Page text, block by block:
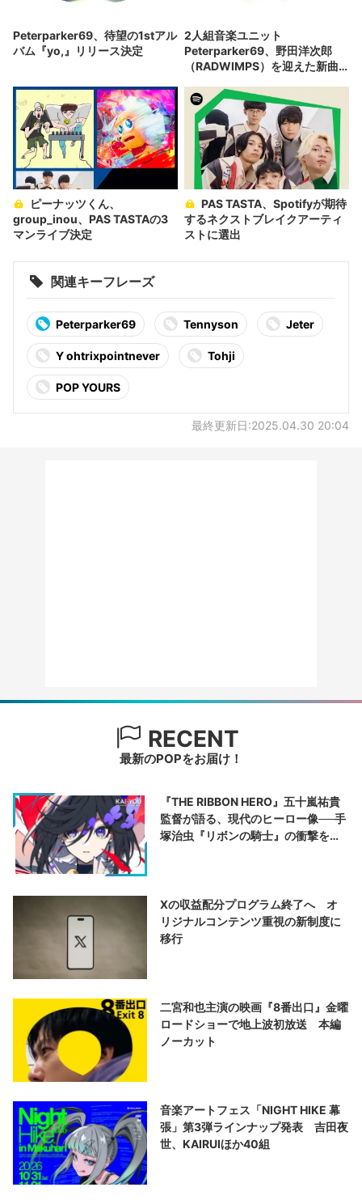
Peterparker69、待望の1stアル
バム『yo,』リリース決定
2人組音楽ユニット
Peterparker69、野田洋次郎
（RADWIMPS）を迎えた新曲
group_inou、PAS TASTAの3
マンライブ決定
するネクストブレイクアーティ
ストに選出
関連キーフレーズ
Peterparker69 Tennyson Jeter
Y ohtrixpointnever Tohji
POP YOURS
最終更新日:2025.04.30 20:04
RECENT
最新のPOPをお届け！
『THE RIBBON HERO』五十嵐祐貴
監督が語る、現代のヒーロー像──手
塚治虫『リボンの騎士』の衝撃を再
Xの収益配分プログラム終了へ オ
リジナルコンテンツ重視の新制度に
移行
二宮和也主演の映画『8番出口』金曜
ロードショーで地上波初放送 本編
ノーカット
音楽アートフェス「NIGHT HIKE 幕
張」第3弾ラインナップ発表 吉田夜
世、KAIRUIほか40組